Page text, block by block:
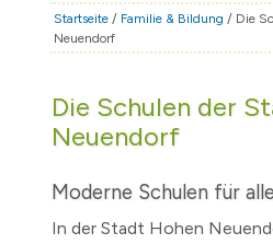
RATHAUS &
Startseite / Familie & Bildung / Die
Neuendorf
Die Schulen der
Neuendorf
Moderne Schulen für
In der Stadt Hohen